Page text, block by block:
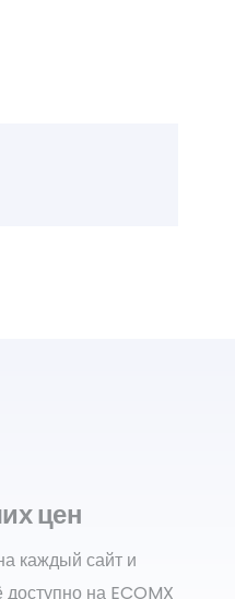
цен
каждый сайт и
на ECOMX